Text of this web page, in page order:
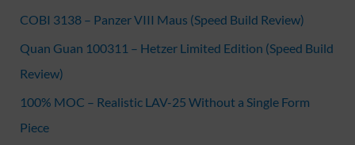
COBI 3138 – Panzer VIII Maus (Speed Build Review)
Quan Guan 100311 – Hetzer Limited Edition (Speed Build
Review)
100% MOC – Realistic LAV-25 Without a Single Form
Piece